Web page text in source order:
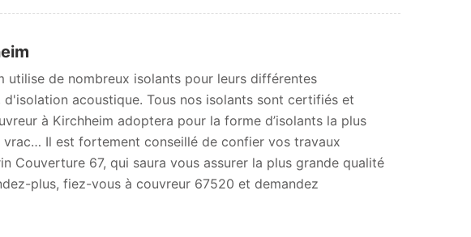
utilise de nombreux isolants pour leurs différentes
acoustique. Tous nos isolants sont certifiés et
à Kirchheim adoptera pour la forme d’isolants la plus
Il est fortement conseillé de confier vos travaux
Couverture 67, qui saura vous assurer la plus grande qualité
plus, fiez-vous à couvreur 67520 et demandez